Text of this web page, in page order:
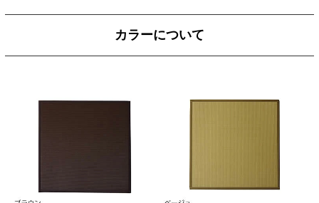
カラーについて